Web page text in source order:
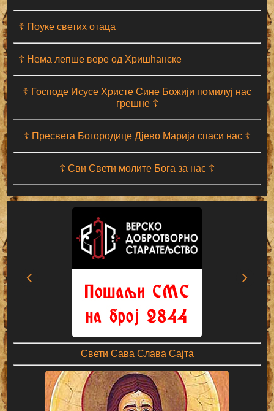
☦ Поуке светих отаца
☦ Нема лепше вере од Хришћанске
☦ Господе Исусе Христе Сине Божији помилуј нас
грешне ☦
☦ Пресвета Богородице Дјево Марија спаси нас ☦
☦ Сви Свети молите Бога за нас ☦
Свети Сава Слава Сајта